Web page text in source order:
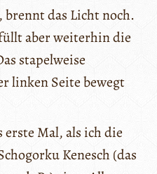
das Licht noch.
aber weiterhin die
stapelweise
linken Seite bewegt
Mal, als ich die
Kenesch (das